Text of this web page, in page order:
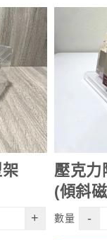
+
壓克力
(傾斜
數量 -